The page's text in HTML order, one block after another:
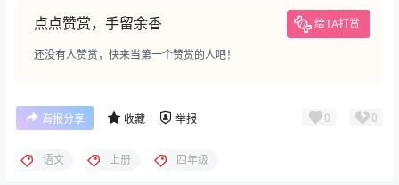
点点赞赏，手留余香 给TA打赏
还没有人赞赏，快来当第一个赞赏的人吧！
海报分享 收藏 举报 0 0
语文 上册 四年级